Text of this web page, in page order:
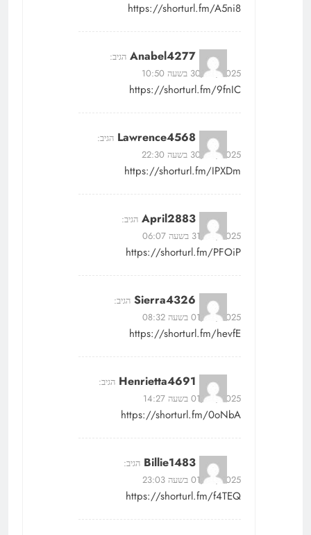
https://shorturl.fm/A5ni8
Anabel4277 הגיב:
30/05/2025 בשעה 10:50
https://shorturl.fm/9fnIC
Lawrence4568 הגיב:
30/05/2025 בשעה 22:30
https://shorturl.fm/IPXDm
April2883 הגיב:
31/05/2025 בשעה 06:07
https://shorturl.fm/PFOiP
Sierra4326 הגיב:
01/06/2025 בשעה 08:32
https://shorturl.fm/hevfE
Henrietta4691 הגיב:
01/06/2025 בשעה 14:27
https://shorturl.fm/0oNbA
Billie1483 הגיב:
01/06/2025 בשעה 23:03
https://shorturl.fm/f4TEQ